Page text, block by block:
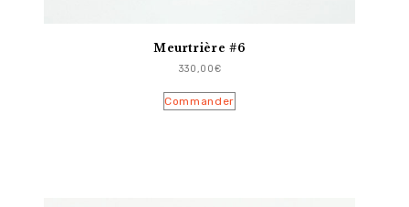
Meurtrière #6
330,00€
Commander